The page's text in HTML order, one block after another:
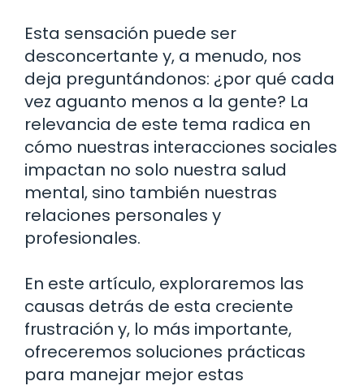
Esta sensación puede ser
desconcertante y, a menudo, nos
deja preguntándonos: ¿por qué cada
vez aguanto menos a la gente? La
relevancia de este tema radica en
cómo nuestras interacciones sociales
impactan no solo nuestra salud
mental, sino también nuestras
relaciones personales y
profesionales.
En este artículo, exploraremos las
causas detrás de esta creciente
frustración y, lo más importante,
ofreceremos soluciones prácticas
para manejar mejor estas